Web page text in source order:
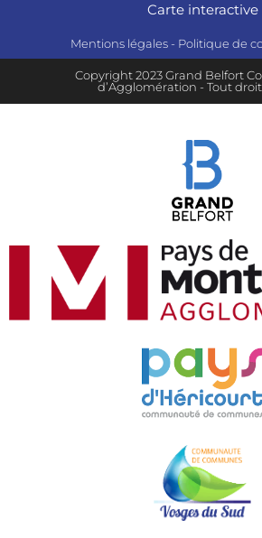
Carte interactive
Mentions légales - Politique de
Copyright 2023 Grand Belfort
d’Agglomération - Tout